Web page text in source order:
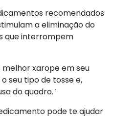
recomendados
a eliminação do
que interrompem
melhor xarope em seu
seu tipo de tosse e,
do quadro. ¹
pode te ajudar